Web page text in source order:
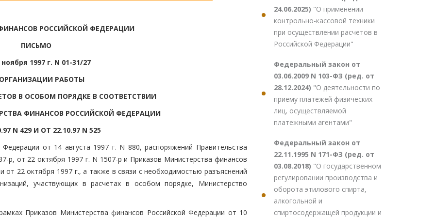
РОССИЙСКОЙ ФЕДЕРАЦИИ
ПИСЬМО
1997 г. N 01-31/27
РАБОТЫ
В ОСОБОМ ПОРЯДКЕ В СООТВЕТСТВИИ
ФИНАНСОВ РОССИЙСКОЙ ФЕДЕРАЦИИ
N 429 И ОТ 22.10.97 N 525
от 14 августа 1997 г. N 880, распоряжений Правительства
р, от 22 октября 1997 г. N 1507-р и Приказов Министерства финансов
от 22 октября 1997 г., а также в связи с необходимостью разъяснений
участвующих в расчетах в особом порядке, Министерство
Приказов Министерства финансов Российской Федерации от 10
24.06.2025) "О применении
контрольно-кассовой техники
при осуществлении расчетов в
Российской Федерации"
Федеральный закон от
03.06.2009 N 103-ФЗ (ред. от
28.12.2024) "О деятельности по
приему платежей физических
лиц, осуществляемой
платежными агентами"
Федеральный закон от
22.11.1995 N 171-ФЗ (ред. от
03.08.2018) "О государственном
регулировании производства и
оборота этилового спирта,
алкогольной и
спиртосодержащей продукции и